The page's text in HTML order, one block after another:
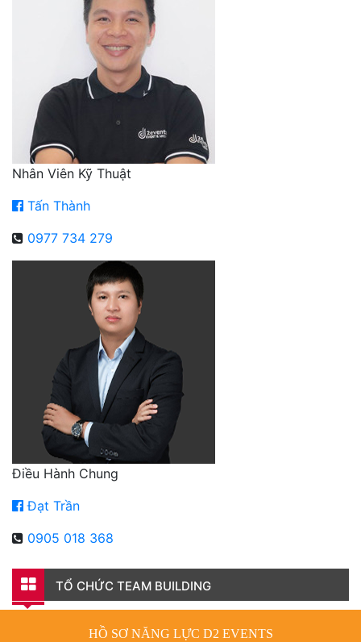
Nhân Viên Kỹ Thuật
Tấn Thành
0977 734 279
Điều Hành Chung
Đạt Trần
0905 018 368
TỔ CHỨC TEAM BUILDING
HỒ SƠ NĂNG LỰC D2 EVENTS